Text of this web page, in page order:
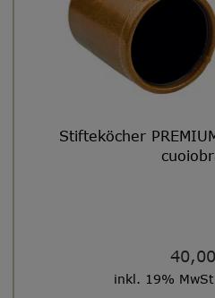
Stifteköcher
inkl. 19%